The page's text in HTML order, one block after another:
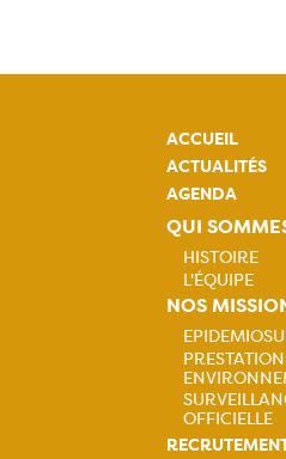
ACCUEIL
ACTUALITÉS
AGENDA
QUI
HISTOIRE
L'ÉQUIPE
NOS
OFFICIELLE